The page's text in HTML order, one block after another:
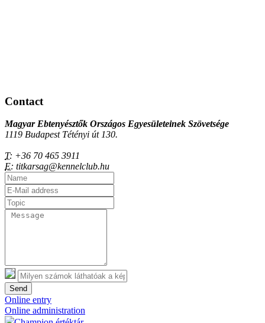
Contact
Magyar Ebtenyésztők Országos Egyesületeinek Szövetsége
1119 Budapest Tétényi út 130.
T: +36 70 465 3911
E: titkarsag@kennelclub.hu
Send
Online entry
Online administration